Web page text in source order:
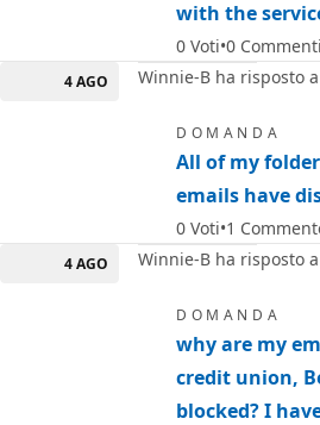
with the
0 Voti 0 Commenti
4 AGO Winnie-B ha risposto
DOMANDA
All of my
emails have
0 Voti 1
4 AGO Winnie-B ha risposto
DOMANDA
why are my
credit union,
blocked? I